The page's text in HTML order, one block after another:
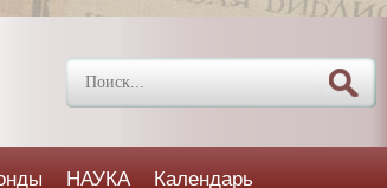
НАУКА Календарь